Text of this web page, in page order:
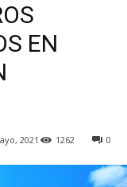
EN
2021 0
1262